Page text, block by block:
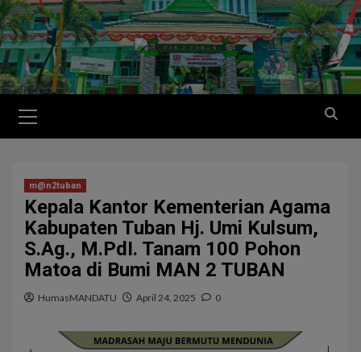
m@n2tuban
Kepala Kantor Kementerian Agama
Kabupaten Tuban Hj. Umi Kulsum,
S.Ag., M.PdI. Tanam 100 Pohon
Matoa di Bumi MAN 2 TUBAN
HumasMANDATU April 24, 2025 0